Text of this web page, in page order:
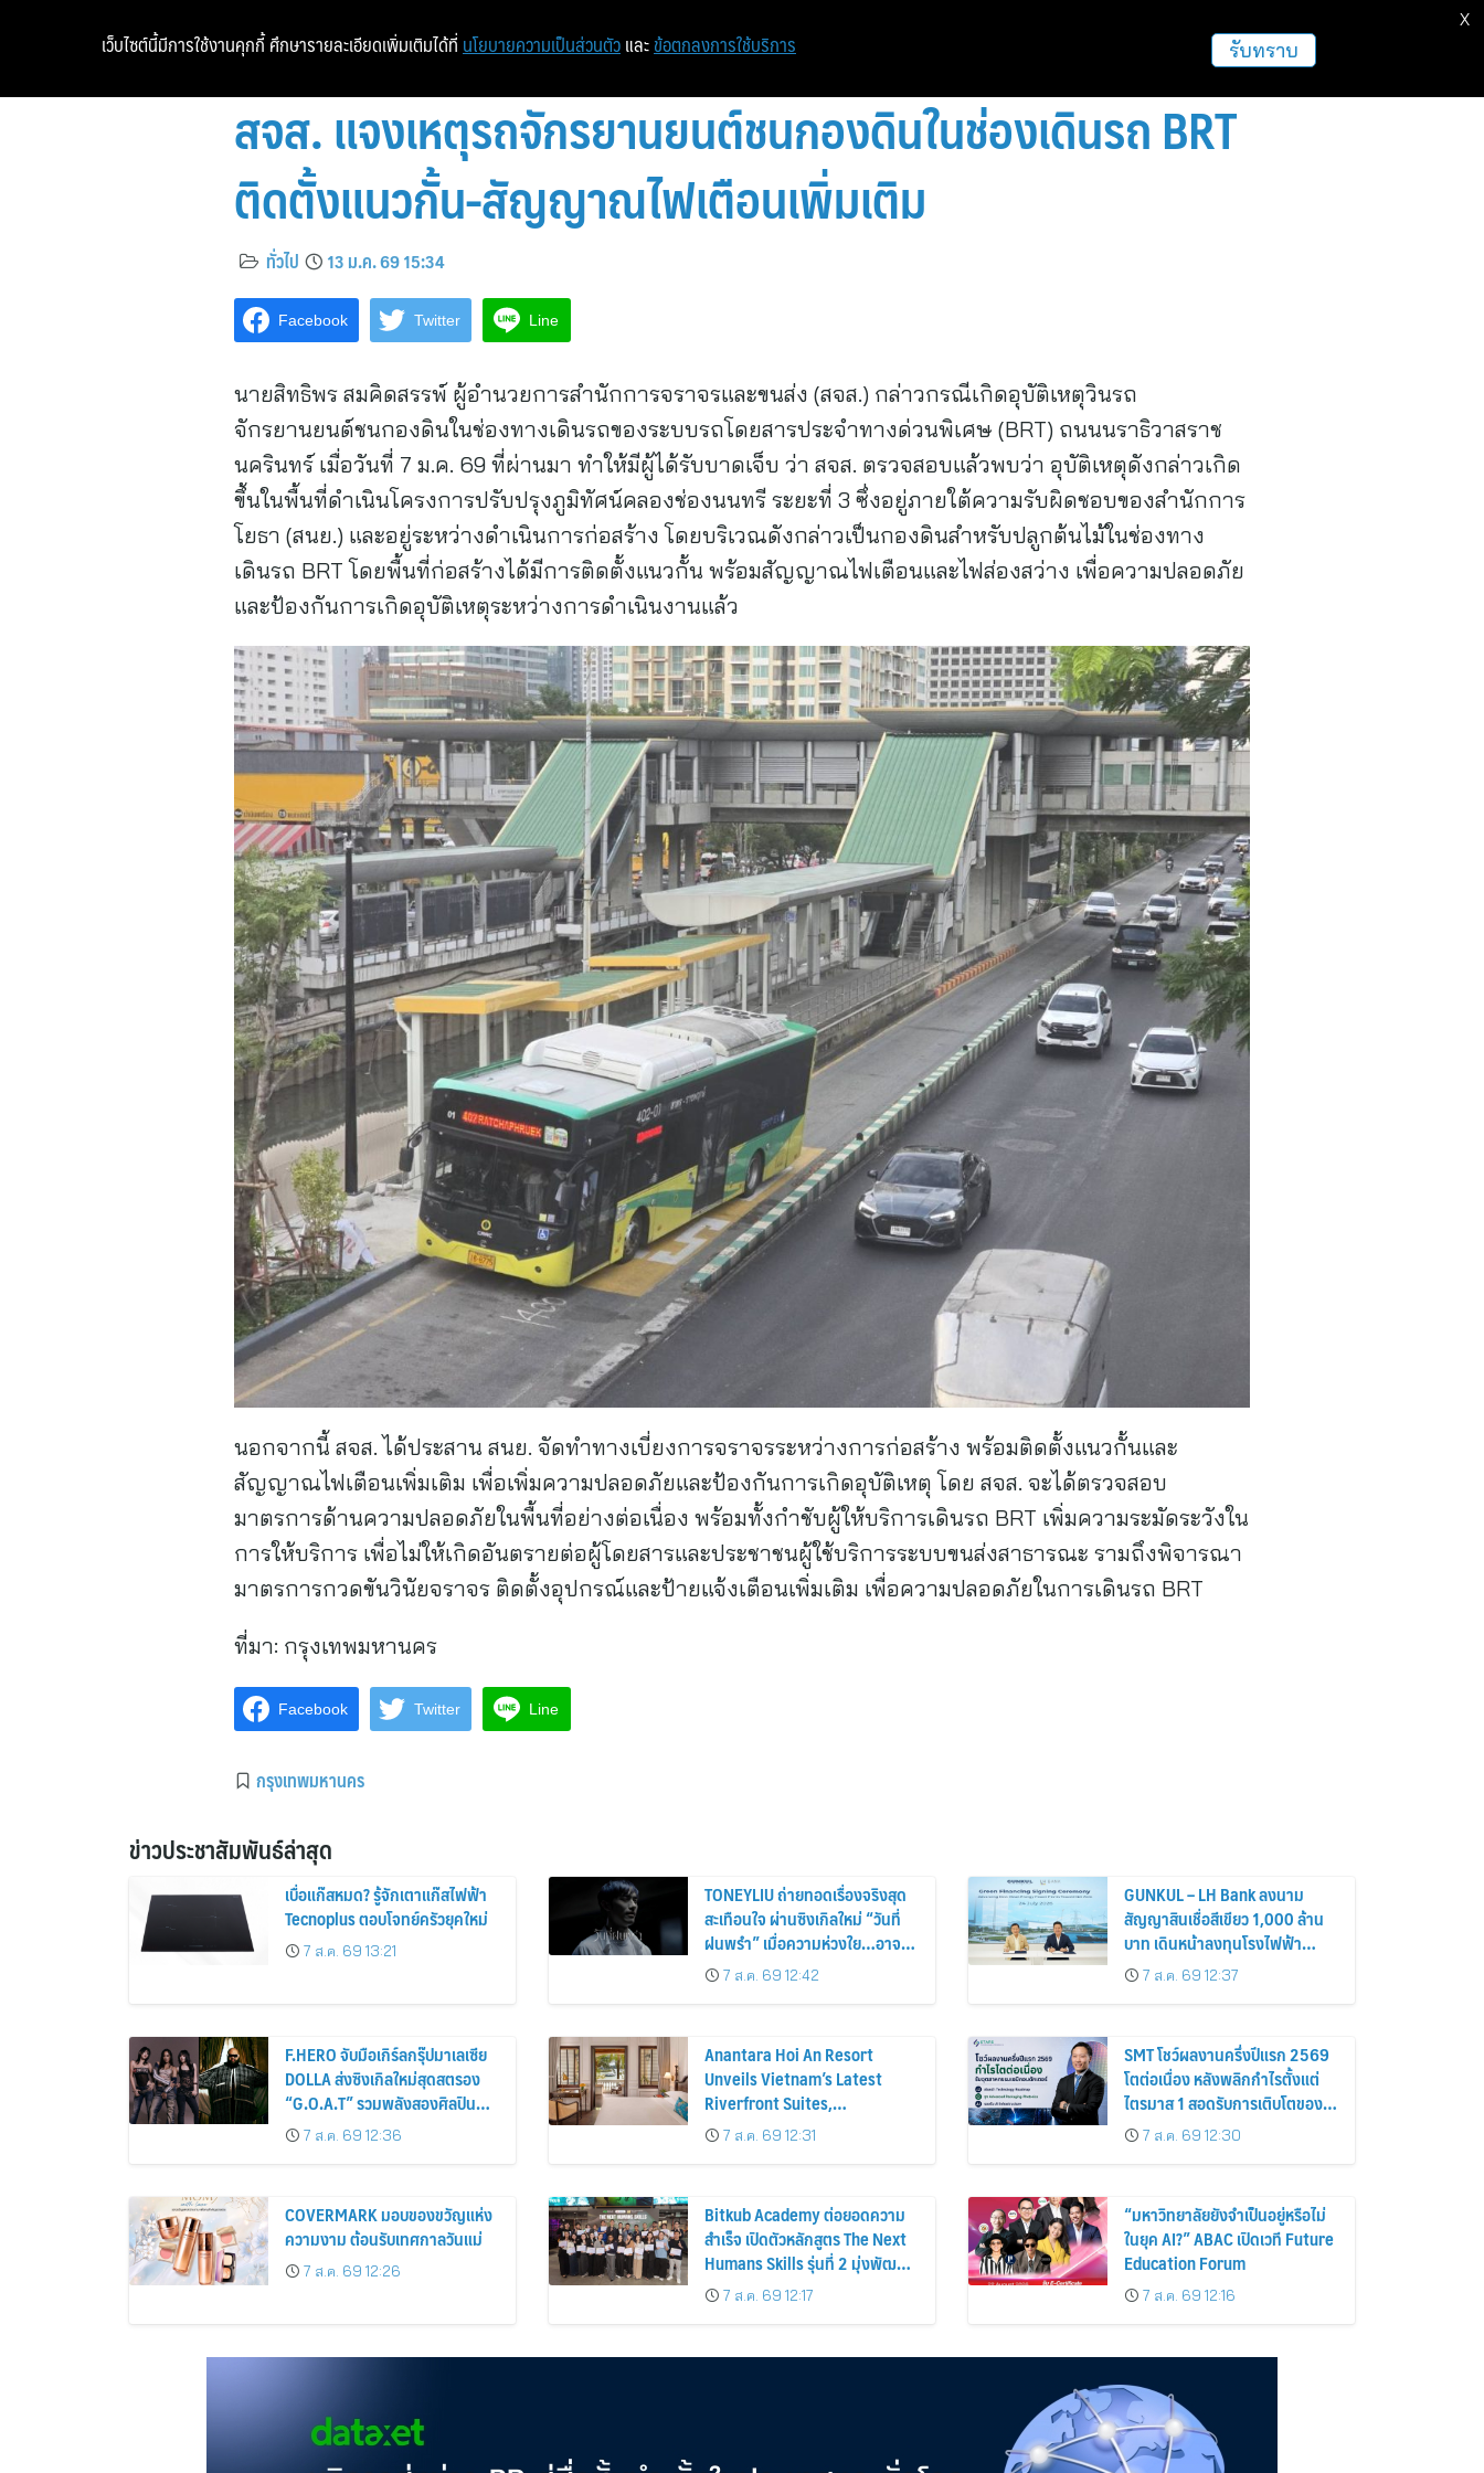
หน้าแรก ท่องเที่ยว ฝากข่าวประชาสัมพันธ์
สจส. แจงเหตุรถจักรยานยนต์ชนกองดินในช่องเดินรถ BRT
ติดตั้งแนวกั้น-สัญญาณไฟเตือนเพิ่มเติม
ทั่วไป 13 ม.ค. 69 15:34
Facebook Twitter Line
นายสิทธิพร สมคิดสรรพ์ ผู้อำนวยการสำนักการจราจรและขนส่ง (สจส.) กล่าวกรณีเกิดอุบัติเหตุวินรถ
จักรยานยนต์ชนกองดินในช่องทางเดินรถของระบบรถโดยสารประจำทางด่วนพิเศษ (BRT) ถนนนราธิวาสราช
นครินทร์ เมื่อวันที่ 7 ม.ค. 69 ที่ผ่านมา ทำให้มีผู้ได้รับบาดเจ็บ ว่า สจส. ตรวจสอบแล้วพบว่า อุบัติเหตุดังกล่าวเกิด
ขึ้นในพื้นที่ดำเนินโครงการปรับปรุงภูมิทัศน์คลองช่องนนทรี ระยะที่ 3 ซึ่งอยู่ภายใต้ความรับผิดชอบของสำนักการ
โยธา (สนย.) และอยู่ระหว่างดำเนินการก่อสร้าง โดยบริเวณดังกล่าวเป็นกองดินสำหรับปลูกต้นไม้ในช่องทาง
เดินรถ BRT โดยพื้นที่ก่อสร้างได้มีการติดตั้งแนวกั้น พร้อมสัญญาณไฟเตือนและไฟส่องสว่าง เพื่อความปลอดภัย
และป้องกันการเกิดอุบัติเหตุระหว่างการดำเนินงานแล้ว
นอกจากนี้ สจส. ได้ประสาน สนย. จัดทำทางเบี่ยงการจราจรระหว่างการก่อสร้าง พร้อมติดตั้งแนวกั้นและ
สัญญาณไฟเตือนเพิ่มเติม เพื่อเพิ่มความปลอดภัยและป้องกันการเกิดอุบัติเหตุ โดย สจส. จะได้ตรวจสอบ
มาตรการด้านความปลอดภัยในพื้นที่อย่างต่อเนื่อง พร้อมทั้งกำชับผู้ให้บริการเดินรถ BRT เพิ่มความระมัดระวังใน
การให้บริการ เพื่อไม่ให้เกิดอันตรายต่อผู้โดยสารและประชาชนผู้ใช้บริการระบบขนส่งสาธารณะ รามถึงพิจารณา
มาตรการกวดขันวินัยจราจร ติดตั้งอุปกรณ์และป้ายแจ้งเตือนเพิ่มเติม เพื่อความปลอดภัยในการเดินรถ BRT
ที่มา: กรุงเทพมหานคร
Facebook Twitter Line
กรุงเทพมหานคร
ข่าวประชาสัมพันธ์ล่าสุด
เบื่อแก๊สหมด? รู้จักเตาแก๊สไฟฟ้า
Tecnoplus ตอบโจทย์ครัวยุคใหม่
7 ส.ค. 69 13:21
TONEYLIU ถ่ายทอดเรื่องจริงสุด
สะเทือนใจ ผ่านซิงเกิลใหม่ “วันที่
ฝนพรำ” เมื่อความห่วงใย…อาจ
เป็นคำบอกรักครั้งสุดท้าย
7 ส.ค. 69 12:42
GUNKUL – LH Bank ลงนาม
สัญญาสินเชื่อสีเขียว 1,000 ล้าน
บาท เดินหน้าลงทุนโรงไฟฟ้า
พลังงานสะอาด
7 ส.ค. 69 12:37
F.HERO จับมือเกิร์ลกรุ๊ปมาเลเซีย
DOLLA ส่งซิงเกิลใหม่สุดสตรอง
“G.O.A.T” รวมพลังสองศิลปิน
แถวหน้า สร้างปรากฏการณ์ใหม่
แห่งวงการเพลงอาเซียน
7 ส.ค. 69 12:36
Anantara Hoi An Resort
Unveils Vietnam’s Latest
Riverfront Suites,
Reimagined Pool Experience
and a Vibrant New Dining
7 ส.ค. 69 12:31
SMT โชว์ผลงานครึ่งปีแรก 2569
โตต่อเนื่อง หลังพลิกกำไรตั้งแต่
ไตรมาส 1 สอดรับการเติบโตของ
อุตสาหกรรมเซมิคอนดักเตอร์
7 ส.ค. 69 12:30
COVERMARK มอบของขวัญแห่ง
ความงาม ต้อนรับเทศกาลวันแม่
7 ส.ค. 69 12:26
Bitkub Academy ต่อยอดความ
สำเร็จ เปิดตัวหลักสูตร The Next
Humans Skills รุ่นที่ 2 มุ่งพัฒนา
ทักษะคนไทยสู่การเป็นคนของ
อนาคต
7 ส.ค. 69 12:17
“มหาวิทยาลัยยังจำเป็นอยู่หรือไม่
ในยุค AI?” ABAC เปิดเวที Future
Education Forum
7 ส.ค. 69 12:16
เว็บไซต์นี้มีการใช้งานคุกกี้ ศึกษารายละเอียดเพิ่มเติมได้ที่ นโยบายความเป็นส่วนตัว และ ข้อตกลงการใช้บริการ รับทราบ
X